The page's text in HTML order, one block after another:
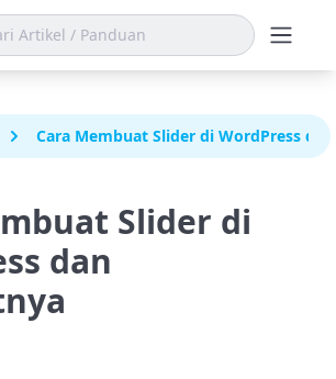
Cara Membuat Slider di WordPress
Slider di
dan